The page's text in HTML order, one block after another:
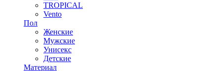
TROPICAL
Vento
Пол
Женские
Мужские
Унисекс
Детские
Материал